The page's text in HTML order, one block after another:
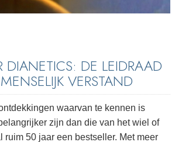
DIANETICS: DE LEIDRAAD
VERSTAND
waarvan te kennen is
zijn dan die van het wiel of
ruim 50 jaar een bestseller. Met meer